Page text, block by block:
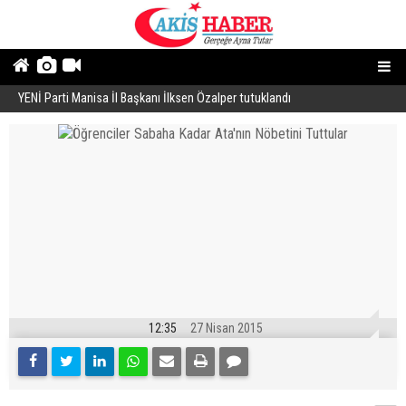
YENİ Parti Manisa İl Başkanı İlksen Özalper tutuklandı
12:35 27 Nisan 2015